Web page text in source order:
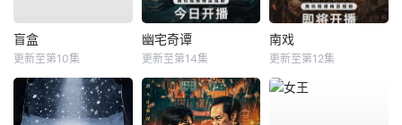
盲盒
更新至第10集
幽宅奇谭
更新至第14集
南戏
更新至第12集